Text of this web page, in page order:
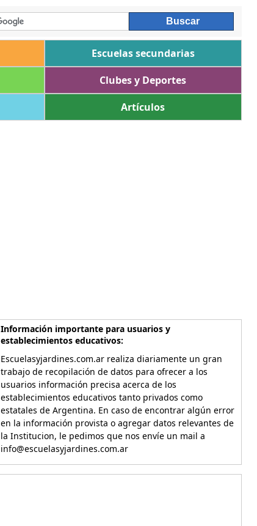
Escuelas secundarias
Clubes y Deportes
Artículos
Información importante para usuarios y
establecimientos educativos:
Escuelasyjardines.com.ar realiza diariamente un gran
trabajo de recopilación de datos para ofrecer a los
usuarios información precisa acerca de los
establecimientos educativos tanto privados como
estatales de Argentina. En caso de encontrar algún error
en la información provista o agregar datos relevantes de
la Institucion, le pedimos que nos envíe un mail a
info@escuelasyjardines.com.ar